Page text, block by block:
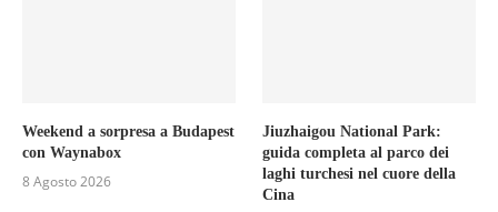
Weekend a sorpresa a Budapest
con Waynabox
8 Agosto 2026
Jiuzhaigou National Park:
guida completa al parco dei
laghi turchesi nel cuore della
Cina